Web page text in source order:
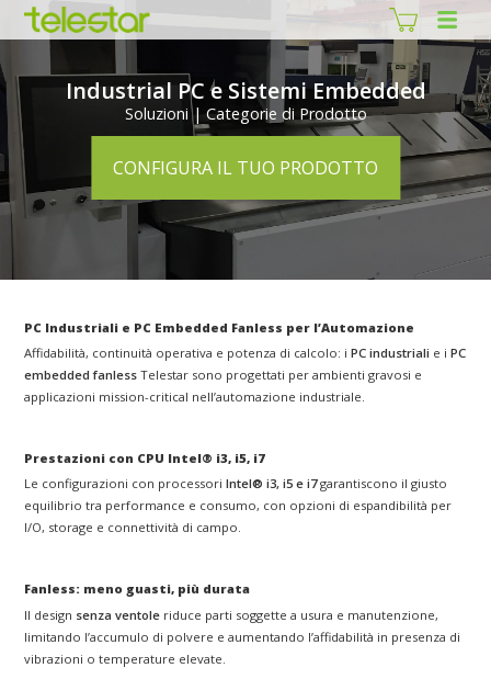
Industrial PC e Sistemi Embedded
Soluzioni | Categorie di Prodotto
CONFIGURA IL TUO PRODOTTO
PC Industriali e PC Embedded Fanless per l’Automazione
Affidabilità, continuità operativa e potenza di calcolo: iPC industriali e iPC
embedded fanless Telestar sono progettati per ambienti gravosi e
applicazioni mission-critical nell’automazione industriale.
Prestazioni con CPU Intel® i3, i5, i7
Le configurazioni con processoriIntel® i3, i5 e i7garantiscono il giusto
equilibrio tra performance e consumo, con opzioni di espandibilità per
I/O, storage e connettività di campo.
Fanless: meno guasti, più durata
Il design senza ventole riduce parti soggette a usura e manutenzione,
limitando l’accumulo di polvere e aumentando l’affidabilità in presenza di
vibrazioni o temperature elevate.